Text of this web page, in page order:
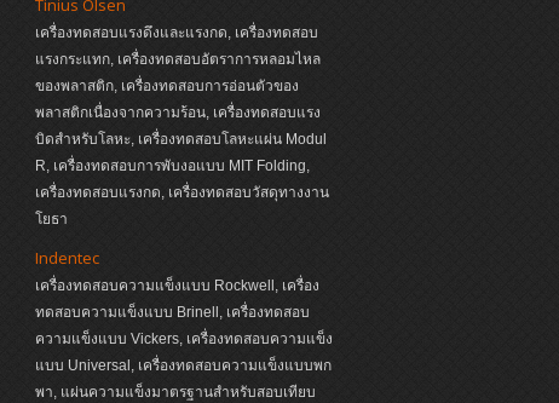
Tinius Olsen
เครื่องทดสอบแรงดึงและแรงกด, เครื่องทดสอบ
แรงกระแทก, เครื่องทดสอบอัตราการหลอมไหล
ของพลาสติก, เครื่องทดสอบการอ่อนตัวของ
พลาสติกเนื่องจากความร้อน, เครื่องทดสอบแรง
บิดสำหรับโลหะ, เครื่องทดสอบโลหะแผ่น Modul
R, เครื่องทดสอบการพับงอแบบ MIT Folding,
เครื่องทดสอบแรงกด, เครื่องทดสอบวัสดุทางงาน
โยธา
Indentec
เครื่องทดสอบความแข็งแบบ Rockwell, เครื่อง
ทดสอบความแข็งแบบ Brinell, เครื่องทดสอบ
ความแข็งแบบ Vickers, เครื่องทดสอบความแข็ง
แบบ Universal, เครื่องทดสอบความแข็งแบบพก
พา, แผ่นความแข็งมาตรฐานสำหรับสอบเทียบ